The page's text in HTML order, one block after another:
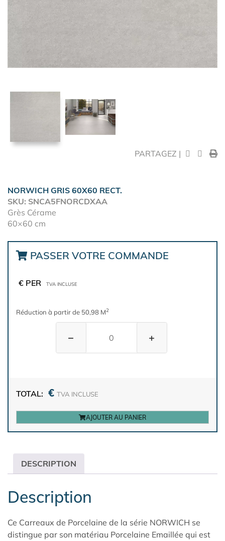
PARTAGEZ |
NORWICH GRIS 60X60 RECT.
SKU: SNCA5FNORCDXAA
Grès Cérame
60×60 cm
PASSER VOTRE COMMANDE
€ PER TVA INCLUSE
Réduction à partir de 50,98 M2
− +
TOTAL: € TVA INCLUSE
AJOUTER AU PANIER
DESCRIPTION
Description
Ce Carreaux de Porcelaine de la série NORWICH se
distingue par son matériau Porcelaine Emaillée qui est